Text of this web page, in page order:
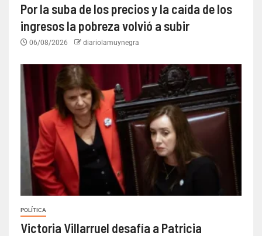
Por la suba de los precios y la caída de los
ingresos la pobreza volvió a subir
06/08/2026 diariolamuynegra
POLÍTICA
Victoria Villarruel desafía a Patricia